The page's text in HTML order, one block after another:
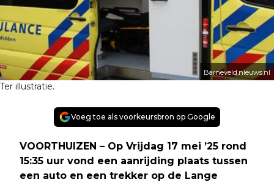
Barneveld.nieuws.nl
Ter illustratie.
Voeg toe als voorkeursbron op Google
VOORTHUIZEN – Op Vrijdag 17 mei ’25 rond
15:35 uur vond een aanrijding plaats tussen
een auto en een trekker op de Lange